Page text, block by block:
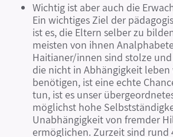
Wichtig ist aber auch die
Ein wichtiges Ziel der
ist es, die Eltern selber zu
meisten von ihnen
Haitianer/innen sind stolze
die nicht in Abhängigkeit leben
benötigen, ist eine echte
tun, ist es unser
möglichst hohe
Unabhängigkeit von fremder
ermöglichen. Zurzeit sind rund